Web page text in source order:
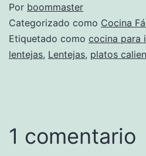
Por boommaster
Categorizado como Cocina
Etiquetado como cocina para
lentejas, Lentejas, platos
1 comentario